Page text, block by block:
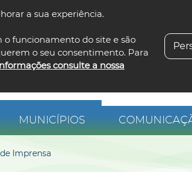
a sua experiência.
o funcionamento do site e são
o seu consentimento. Para
consulte a nossa
MUNICÍPIOS
Imprensa